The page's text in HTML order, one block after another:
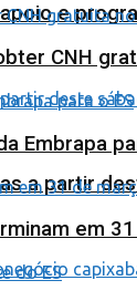
e
a partir
CNH
Embrapa
em